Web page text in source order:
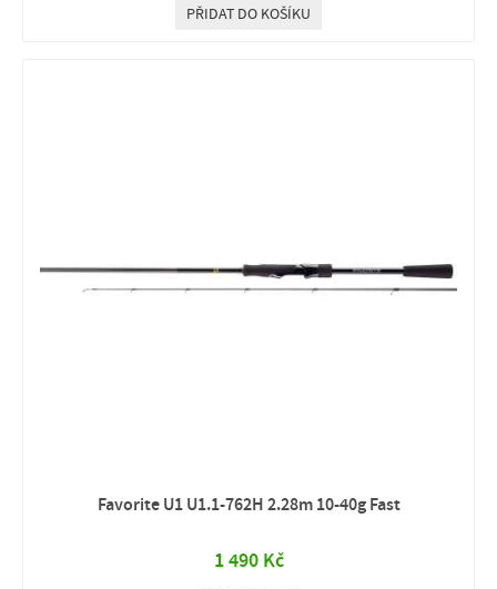
PŘIDAT DO KOŠÍKU
Favorite U1 U1.1-762H 2.28m 10-40g Fast
1 490 Kč